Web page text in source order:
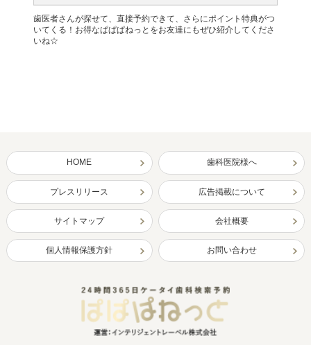
歯医者さんが探せて、直接予約できて、さらにポイント特典がつ
いてくる！お得なぱぱぱねっとをお友達にもぜひ紹介してくださ
いね☆
HOME 歯科医院様へ
プレスリリース 広告掲載について
サイトマップ 会社概要
個人情報保護方針 お問い合わせ